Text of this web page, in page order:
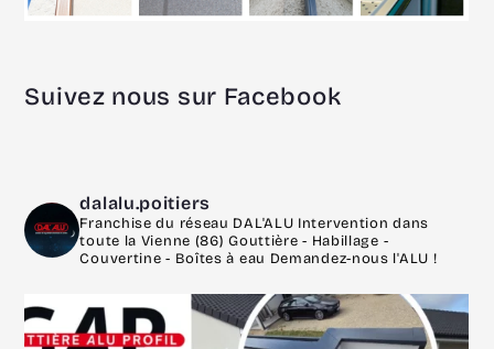
Suivez nous sur Facebook
dalalu.poitiers
Franchise du réseau DAL'ALU Intervention dans
toute la Vienne (86)Gouttière - Habillage -
Couvertine - Boîtes à eau Demandez-nous l'ALU !